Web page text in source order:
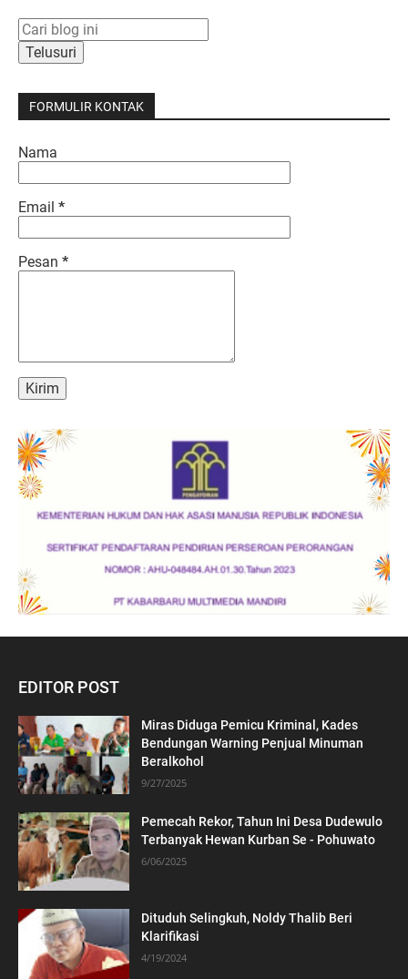
FORMULIR KONTAK
Nama
Email *
Pesan *
EDITOR POST
Miras Diduga Pemicu Kriminal, Kades
Bendungan Warning Penjual Minuman
Beralkohol
9/27/2025
Pemecah Rekor, Tahun Ini Desa Dudewulo
Terbanyak Hewan Kurban Se - Pohuwato
6/06/2025
Dituduh Selingkuh, Noldy Thalib Beri
Klarifikasi
4/19/2024